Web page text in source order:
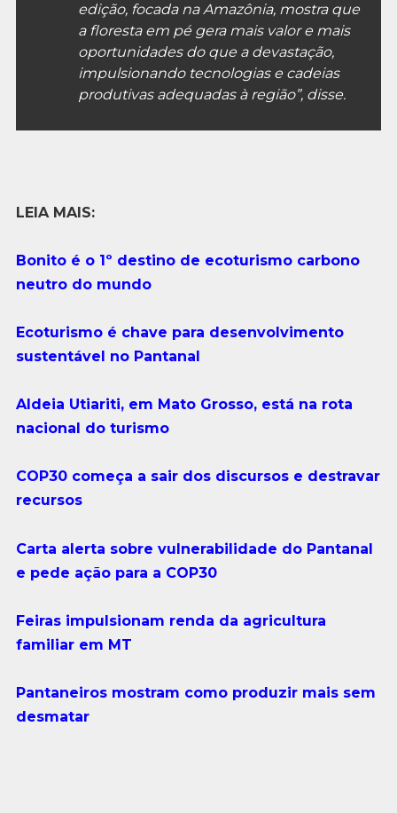
edição, focada na Amazônia, mostra que
a floresta em pé gera mais valor e mais
oportunidades do que a devastação,
impulsionando tecnologias e cadeias
produtivas adequadas à região”, disse.
LEIA MAIS:
Bonito é o 1º destino de ecoturismo carbono
neutro do mundo
Ecoturismo é chave para desenvolvimento
sustentável no Pantanal
Aldeia Utiariti, em Mato Grosso, está na rota
nacional do turismo
COP30 começa a sair dos discursos e destravar
recursos
Carta alerta sobre vulnerabilidade do Pantanal
e pede ação para a COP30
Feiras impulsionam renda da agricultura
familiar em MT
Pantaneiros mostram como produzir mais sem
desmatar